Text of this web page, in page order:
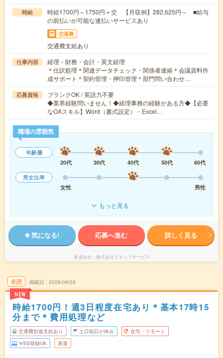
時給
時給1700円～1750円＋交 【月収例】282,625円～ ■給与
の前払いが可能な速払いサービスあり
交通費
交通費支給あり
仕事内容
経理・財務・会計・英文経理
＊仕訳処理＊関連データチェック・関係者連絡＊会議資料作
成サポート＊契約管理・押印管理＊部門問い合わせ…
応募資格
ブランクOK / 英語力不要
◆業界経験問いません！◆経理事務の経験がある方◆【必要
なOAスキル】Word（書式設定）・Excel…
職場の雰囲気
年齢層
20代
30代 40代 50代
60代
男女比率
女性
男性
もっと見る
気になる! 応募へ進む 詳しく見る
派遣会社 株式会社スタッフサービス
未読
NEW
掲載日 2026/08/08
時給1700円！週3日程度在宅あり＊基本17時15
分まで＊費用処理など
交通費別途支給あり 土日祝日が休み 在宅・リモート
WEB登録OK 派遣